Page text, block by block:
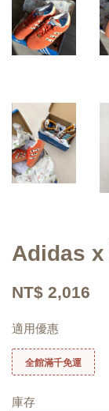
Adidas x
NT$ 2,016
適用優惠
全館滿千免運
庫存